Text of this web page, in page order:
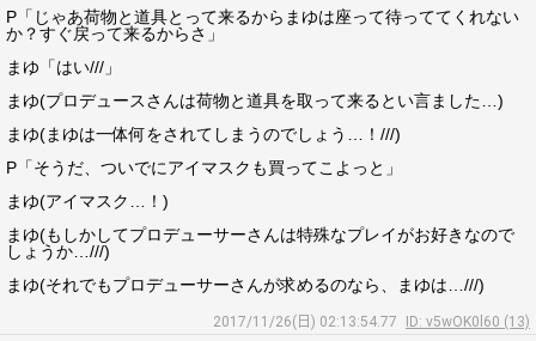
P「じゃあ荷物と道具とって来るからまゆは座って待っててくれない
か？すぐ戻って来るからさ」
まゆ「はい///」
まゆ(プロデュースさんは荷物と道具を取って来るとい言ました…)
まゆ(まゆは一体何をされてしまうのでしょう…！///)
P「そうだ、ついでにアイマスクも買ってこよっと」
まゆ(アイマスク…！)
まゆ(もしかしてプロデューサーさんは特殊なプレイがお好きなので
しょうか…///)
まゆ(それでもプロデューサーさんが求めるのなら、まゆは…///)
2017/11/26(日) 02:13:54.77
ID: v5wOK0l60 (13)